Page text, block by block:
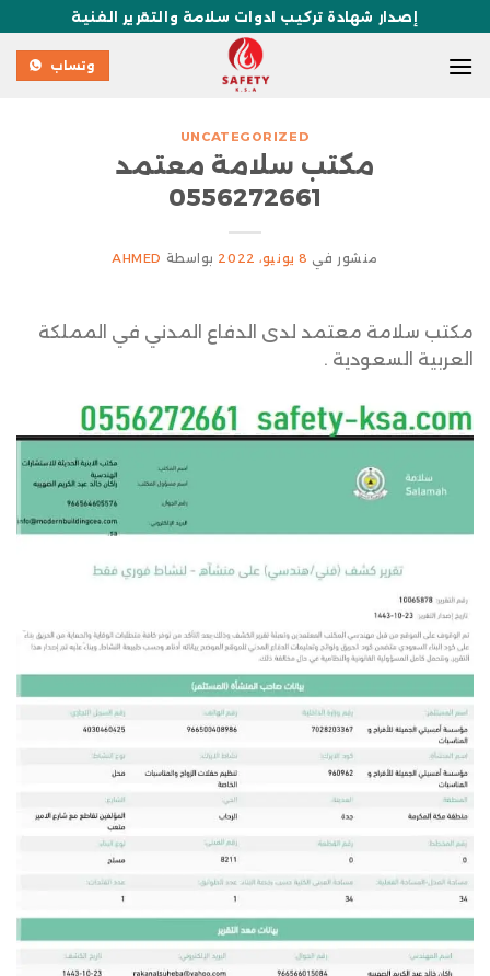
إصدار شهادة تركيب ادوات سلامة والتقرير الفنية
وتساب
UNCATEGORIZED
مكتب سلامة معتمد
0556272661
منشور في 8 يونيو، 2022 بواسطة AHMED
مكتب سلامة معتمد لدى الدفاع المدني في المملكة
العربية السعودية .